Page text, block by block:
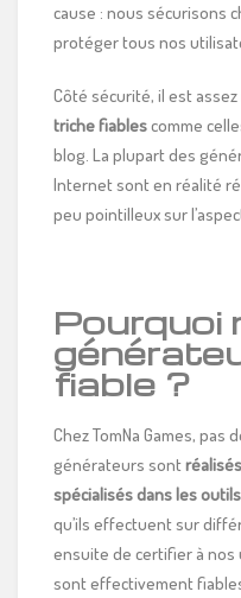
cause : nous sécurisons
protéger tous nos
Côté sécurité, il est
triche fiablescomme
blog. La plupart des
Internet sont en réalité
peu pointilleux sur
Pourquoi
fiable ?
Chez TomNa Games, pas
générateurs sont
spécialisés dans les
qu’ils effectuent sur
ensuite de certifier à
sont effectivement